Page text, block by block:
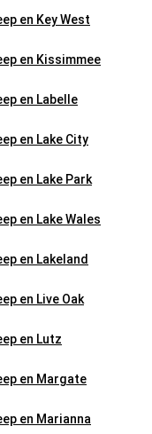
en Key West
en Kissimmee
en Labelle
en Lake City
en Lake Park
en Lake Wales
en Lakeland
en Live Oak
en Lutz
en Margate
en Marianna